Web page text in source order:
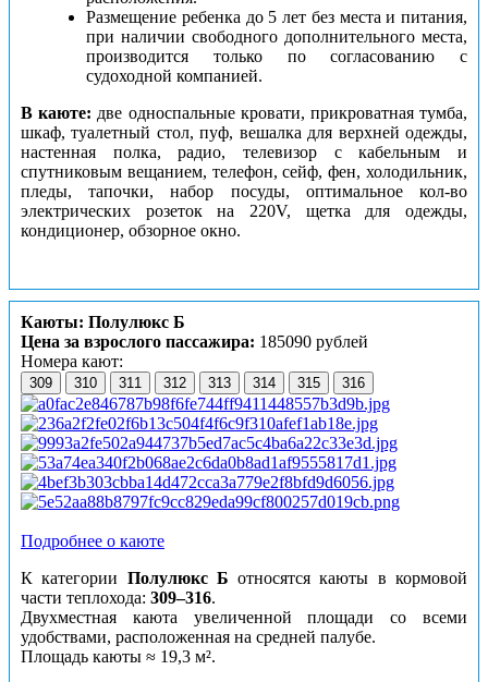
Размещение ребенка до 5 лет без места и питания,
при наличии свободного дополнительного места,
производится только по согласованию с
судоходной компанией.
В каюте: две односпальные кровати, прикроватная тумба,
шкаф, туалетный стол, пуф, вешалка для верхней одежды,
настенная полка, радио, телевизор с кабельным и
спутниковым вещанием, телефон, сейф, фен, холодильник,
пледы, тапочки, набор посуды, оптимальное кол-во
электрических розеток на 220V, щетка для одежды,
кондиционер, обзорное окно.
Каюты: Полулюкс Б
Цена за взрослого пассажира: 185090 рублей
Номера кают:
309 310 311 312 313 314 315 316
Подробнее о каюте
К категории Полулюкс Б относятся каюты в кормовой
части теплохода: 309–316.
Двухместная каюта увеличенной площади со всеми
удобствами, расположенная на средней палубе.
Площадь каюты ≈ 19,3 м².